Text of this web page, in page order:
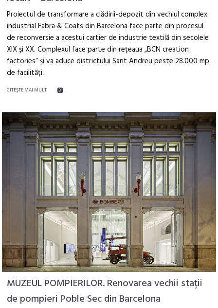
Proiectul de transformare a clădirii-depozit din vechiul complex
industrial Fabra & Coats din Barcelona face parte din procesul
de reconversie a acestui cartier de industrie textilă din secolele
XIX și XX. Complexul face parte din rețeaua „BCN creation
factories” și va aduce districtului Sant Andreu peste 28.000 mp
de facilități.
CITEŞTE MAI MULT
MUZEUL POMPIERILOR. Renovarea vechii stații
de pompieri Poble Sec din Barcelona